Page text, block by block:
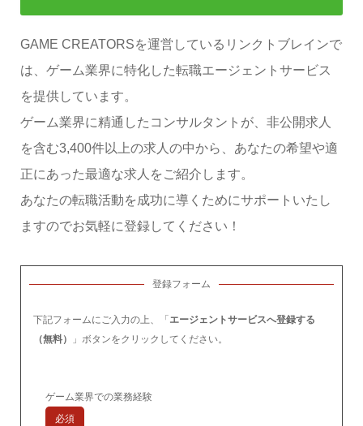
GAME CREATORSを運営しているリンクトブレインで
は、ゲーム業界に特化した転職エージェントサービス
を提供しています。
ゲーム業界に精通したコンサルタントが、非公開求人
を含む3,400件以上の求人の中から、あなたの希望や適
正にあった最適な求人をご紹介します。
あなたの転職活動を成功に導くためにサポートいたし
ますのでお気軽に登録してください！
登録フォーム
下記フォームにご入力の上、「 エージェントサービスへ登録する
（無料）
」ボタンをクリックしてください。
ゲーム業界での業務経験
必須